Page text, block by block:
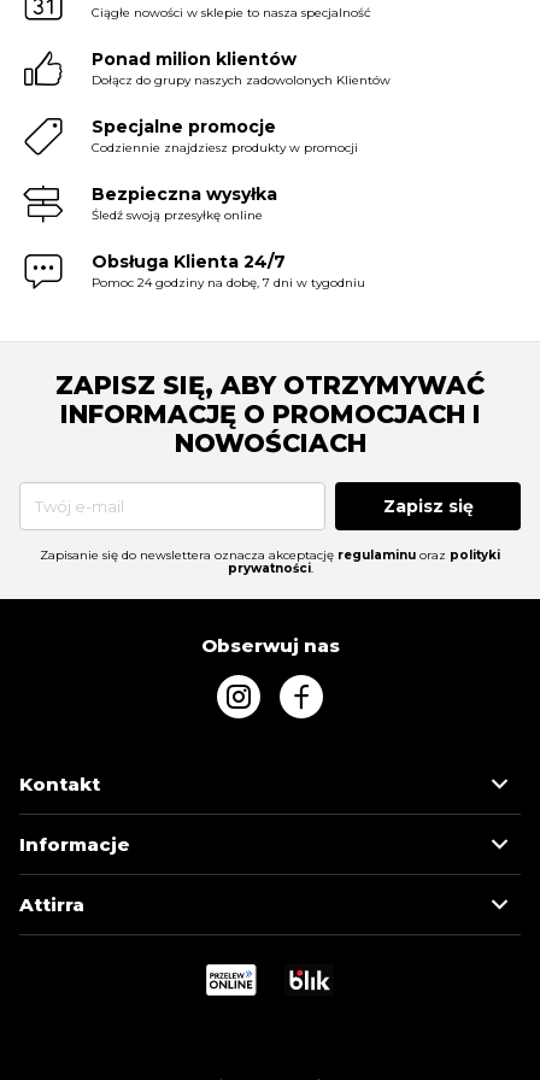
Ciągłe nowości w sklepie to nasza specjalność
Ponad milion klientów
Dołącz do grupy naszych zadowolonych Klientów
Specjalne promocje
Codziennie znajdziesz produkty w promocji
Bezpieczna wysyłka
Śledź swoją przesyłkę online
Obsługa Klienta 24/7
Pomoc 24 godziny na dobę, 7 dni w tygodniu
ZAPISZ SIĘ, ABY OTRZYMYWAĆ
INFORMACJĘ O PROMOCJACH I
NOWOŚCIACH
Zapisz się
Zapisanie się do newslettera oznacza akceptację regulaminu oraz polityki
prywatności.
Obserwuj nas
Kontakt
Informacje
Attirra